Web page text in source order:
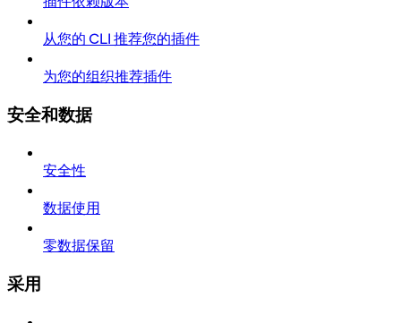
从您的 CLI 推荐您的插件
为您的组织推荐插件
安全和数据
安全性
数据使用
零数据保留
采用